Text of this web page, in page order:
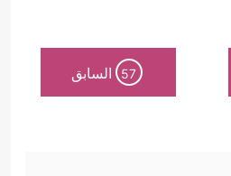
57 السابق